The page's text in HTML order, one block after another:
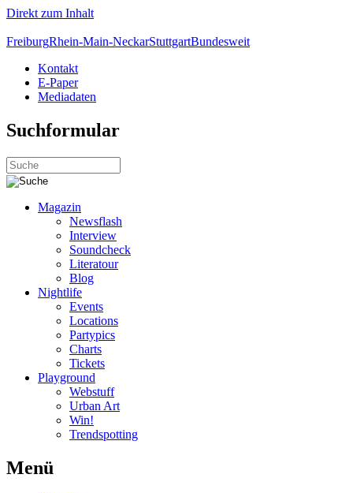
Direkt zum Inhalt
FreiburgRhein-Main-NeckarStuttgartBundesweit
Kontakt
E-Paper
Mediadaten
Suchformular
Magazin
Newsflash
Interview
Soundcheck
Literatour
Blog
Nightlife
Events
Locations
Partypics
Charts
Tickets
Playground
Webstuff
Urban Art
Win!
Trendspotting
Menü